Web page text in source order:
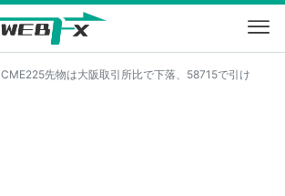
CME225先物は大阪取引所比で下落、58715で引け